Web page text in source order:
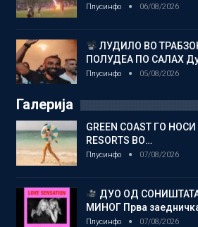
Плусинфо 06/08/2026
ЛУДИЛО ВО
ПОЛУДЕА ПО САЛАХ
Плусинфо 05/08/2026
Галерија
GREEN COAST ГО НОСИ
RESORTS ВО…
Плусинфо 07/08/2026
ДУО ОД
МИНОГ Прва
Плусинфо 07/08/2026